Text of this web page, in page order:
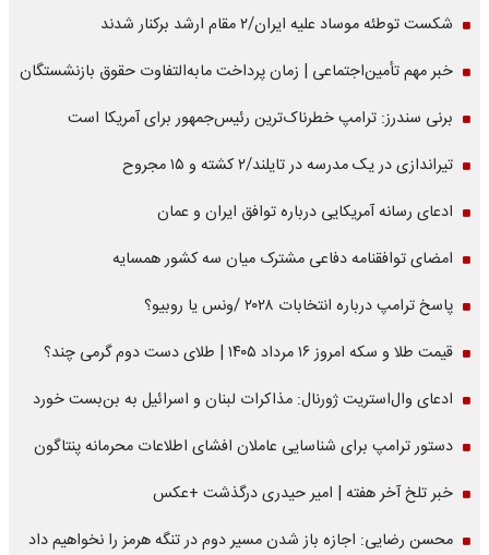
شکست توطئه موساد علیه ایران/۲ مقام‌ ارشد برکنار شدند
خبر مهم تأمین‌اجتماعی | زمان پرداخت مابه‌التفاوت حقوق بازنشستگان
برنی سندرز: ترامپ خطرناک‌ترین رئیس‌جمهور برای آمریکا است
تیراندازی در یک مدرسه در تایلند/۲ کشته و ۱۵ مجروح
ادعای رسانه آمریکایی درباره توافق ایران و عمان
امضای توافقنامه دفاعی مشترک میان سه کشور همسایه
پاسخ ترامپ درباره انتخابات ۲۰۲۸ /ونس یا روبیو؟
قیمت طلا و سکه امروز ۱۶ مرداد ۱۴۰۵ | طلای دست دوم گرمی چند؟
ادعای وال‌استریت ژورنال: مذاکرات لبنان و اسرائیل به بن‌بست خورد
دستور ترامپ برای شناسایی عاملان افشای اطلاعات محرمانه پنتاگون
خبر تلخ آخر هفته | امیر حیدری درگذشت +عکس
محسن رضایی: اجازه باز شدن مسیر دوم در تنگه هرمز را نخواهیم داد